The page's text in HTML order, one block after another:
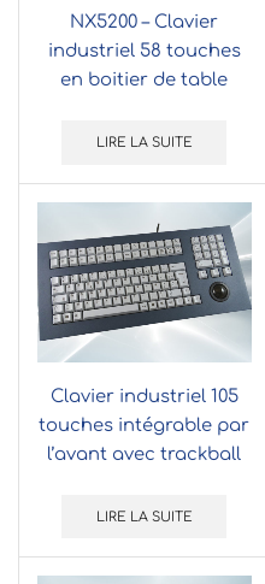
NX5200 – Clavier
industriel 58 touches
en boitier de table
LIRE LA SUITE
Clavier industriel 105
touches intégrable par
l’avant avec trackball
LIRE LA SUITE